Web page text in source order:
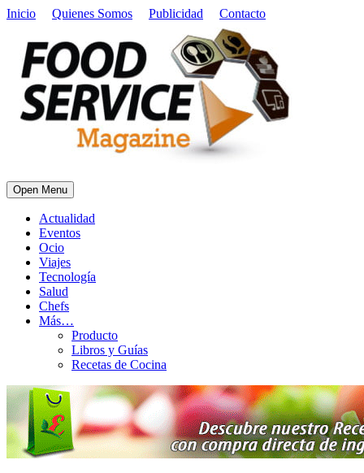
Inicio Quienes Somos Publicidad Contacto
Open Menu
Actualidad
Eventos
Ocio
Viajes
Tecnología
Salud
Chefs
Más…
Producto
Libros y Guías
Recetas de Cocina